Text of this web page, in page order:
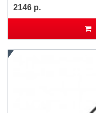
2146 р.